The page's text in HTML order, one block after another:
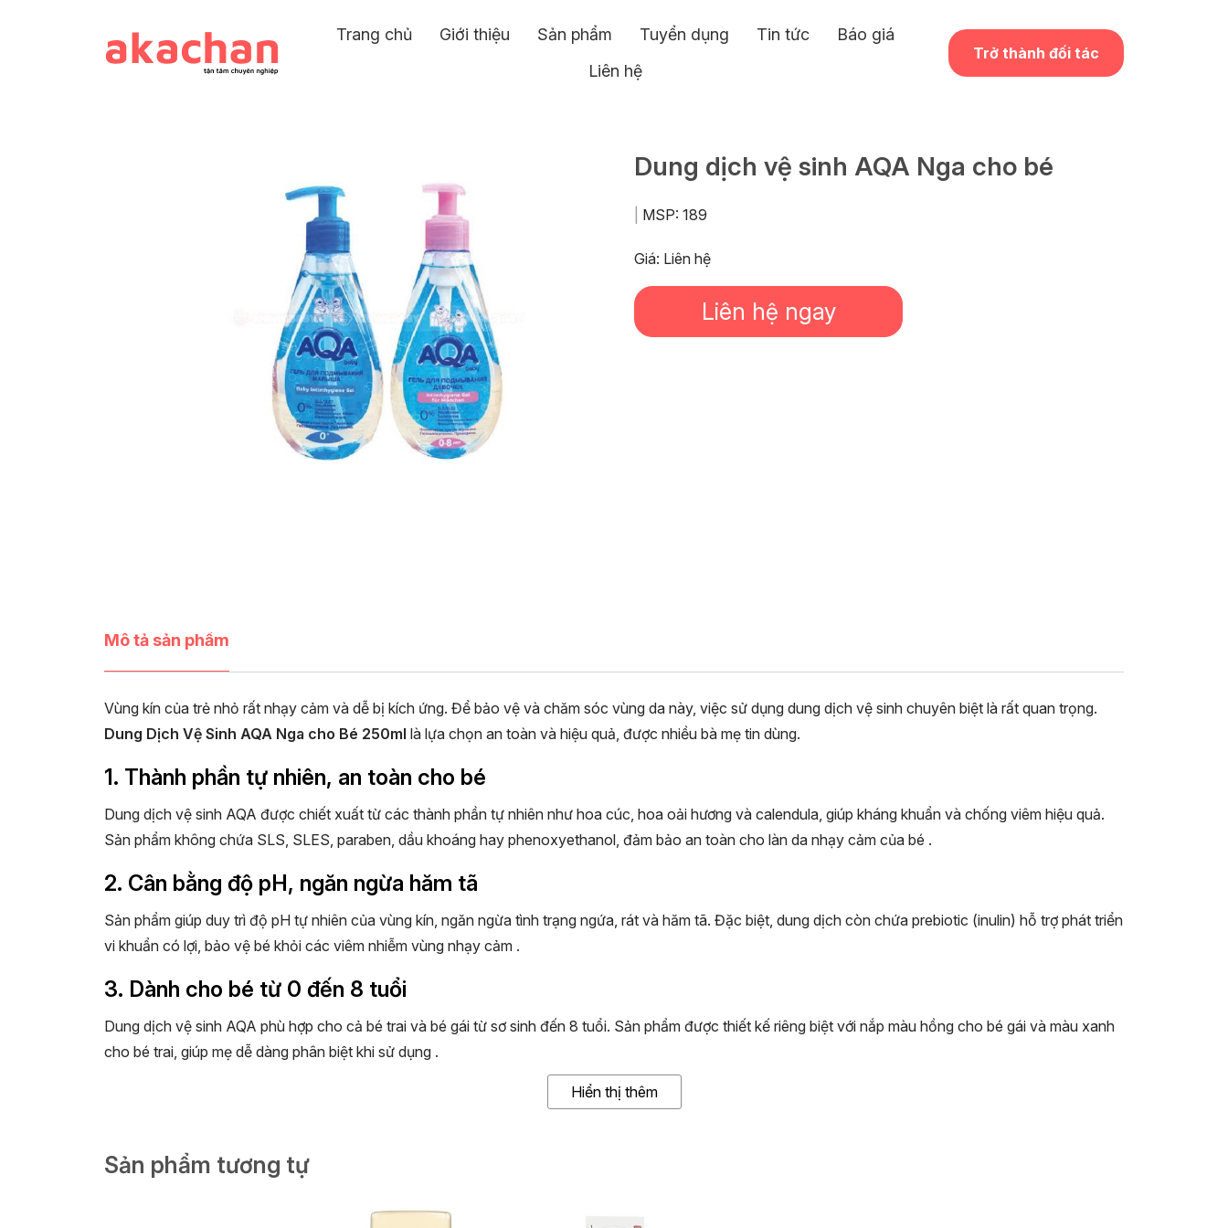
Trang chủ Giới thiệu Sản phẩm Tuyển dụng Tin tức
Báo giá
Liên hệ
Trở thành đối tác
Dung dịch vệ sinh AQA Nga cho bé
MSP:189
Giá: Liên hệ
Liên hệ ngay
Mô tả sản phẩm
Vùng kín của trẻ nhỏ rất nhạy cảm và dễ bị kích ứng. Để bảo vệ và chăm sóc vùng da này, việc sử dụng dung dịch vệ sinh chuyên biệt là rất quan trọng.
Dung Dịch Vệ Sinh AQA Nga cho Bé 250ml là lựa chọn an toàn và hiệu quả, được nhiều bà mẹ tin dùng.
1. Thành phần tự nhiên, an toàn cho bé
Dung dịch vệ sinh AQA được chiết xuất từ các thành phần tự nhiên như hoa cúc, hoa oải hương và calendula, giúp kháng khuẩn và chống viêm hiệu quả.
Sản phẩm không chứa SLS, SLES, paraben, dầu khoáng hay phenoxyethanol, đảm bảo an toàn cho làn da nhạy cảm của bé .
2. Cân bằng độ pH, ngăn ngừa hăm tã
Sản phẩm giúp duy trì độ pH tự nhiên của vùng kín, ngăn ngừa tình trạng ngứa, rát và hăm tã. Đặc biệt, dung dịch còn chứa prebiotic (inulin) hỗ trợ phát triển
vi khuẩn có lợi, bảo vệ bé khỏi các viêm nhiễm vùng nhạy cảm .
3. Dành cho bé từ 0 đến 8 tuổi
Dung dịch vệ sinh AQA phù hợp cho cả bé trai và bé gái từ sơ sinh đến 8 tuổi. Sản phẩm được thiết kế riêng biệt với nắp màu hồng cho bé gái và màu xanh
cho bé trai, giúp mẹ dễ dàng phân biệt khi sử dụng .
Lấy một lượng nhỏ dung dịch ra tay, tạo bọt và nhẹ nhàng vệ sinh vùng kín cho bé
Rửa lại bằng nước sạch và lau khô bằng khăn mềm.
Hiển thị thêm
Sản phẩm tương tự